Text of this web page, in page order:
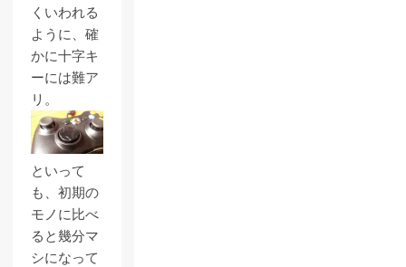
くいわれる
ように、確
かに十字キ
ーには難ア
リ。
といって
も、初期の
モノに比べ
ると幾分マ
シになって